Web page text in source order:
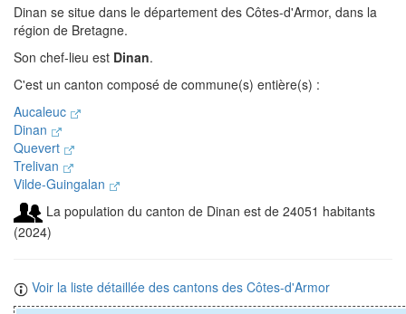
Dinan se situe dans le département des Côtes-d'Armor, dans la
région de Bretagne.
Son chef-lieu est Dinan.
C'est un canton composé de commune(s) entière(s) :
Aucaleuc
Dinan
Quevert
Trelivan
Vilde-Guingalan
La population du canton de Dinan est de 24051 habitants
(2024)
Voir la liste détaillée des cantons des Côtes-d'Armor